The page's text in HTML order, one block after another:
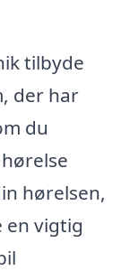
tilbyde
der har
du
hørelsen,
en vigtig